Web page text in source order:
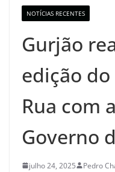
NOTÍCIAS RECENTES
Gurjão
edição
Rua com
Governo
julho 24, 2025 Pedro